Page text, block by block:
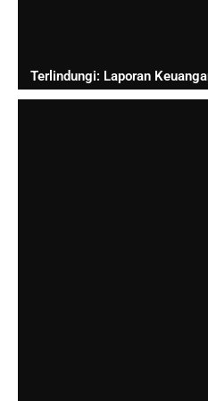
Terlindungi: Laporan